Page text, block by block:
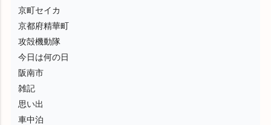
京町セイカ
京都府精華町
攻殻機動隊
今日は何の日
阪南市
雑記
思い出
車中泊